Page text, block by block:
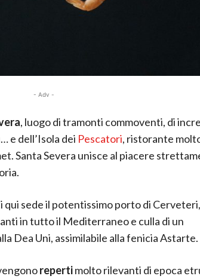
- Adv -
, luogo di tramonti commoventi, di
e dell’Isola dei Pescatori, ristorante
Santa Severa unisce al piacere
qui sede il potentissimo porto di Cerveteri,
in tutto il Mediterraneo e culla di un
Dea Uni, assimilabile alla fenicia Astarte.
repertimolto rilevanti di epoca